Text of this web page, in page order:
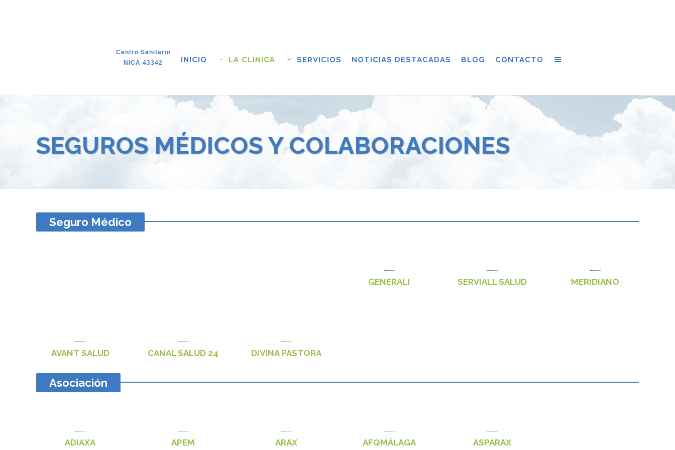
Centro Sanitario
NICA 43342
INICIO LA CLÍNICA SERVICIOS NOTICIAS DESTACADAS BLOG CONTACTO
SEGUROS MÉDICOS Y COLABORACIONES
Seguro Médico
AVANT SALUD CANAL SALUD 24 DIVINA PASTORA
GENERALI SERVIALL SALUD MERIDIANO
Asociación
ADIAXA APEM ARAX AFQMÁLAGA ASPARAX